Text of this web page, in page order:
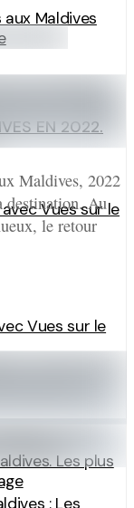
aux Maldives
Vues sur le
Vues sur le
: Les
EN 2022.
Maldives, 2022
destination. Au
le retour
Les plus